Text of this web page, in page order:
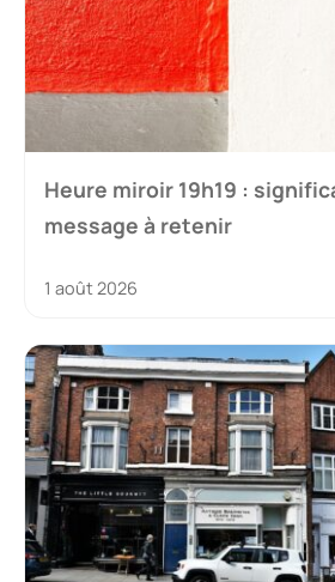
Heure miroir 19h19 :
message à retenir
1 août 2026